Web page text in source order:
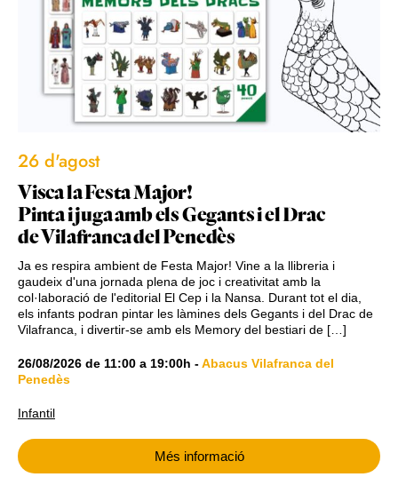
26 d'agost
Visca la Festa Major!
Pinta i juga amb els Gegants i el Drac
de Vilafranca del Penedès
Ja es respira ambient de Festa Major! Vine a la llibreria i
gaudeix d'una jornada plena de joc i creativitat amb la
col·laboració de l'editorial El Cep i la Nansa. Durant tot el dia,
els infants podran pintar les làmines dels Gegants i del Drac de
Vilafranca, i divertir-se amb els Memory del bestiari de […]
26/08/2026 de 11:00 a 19:00h -Abacus Vilafranca del
Penedès
Infantil
Més informació